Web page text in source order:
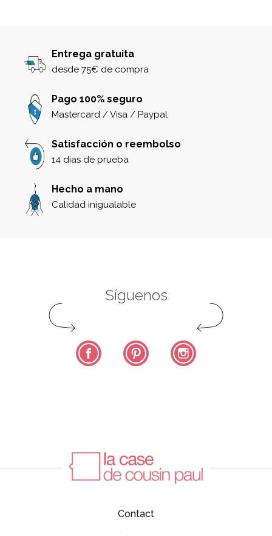
Entrega gratuita
desde 75€ de compra
Pago 100% seguro
Mastercard / Visa / Paypal
Satisfacción o reembolso
14 días de prueba
Hecho a mano
Calidad inigualable
Síguenos
Facebook Pinterest
Contact